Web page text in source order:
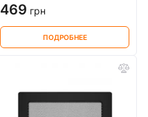
469 грн
ПОДРОБНЕЕ